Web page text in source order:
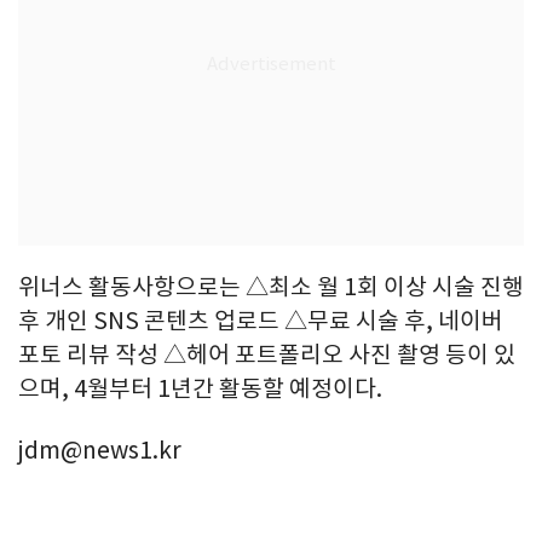
위너스 활동사항으로는 △최소 월 1회 이상 시술 진행
후 개인 SNS 콘텐츠 업로드 △무료 시술 후, 네이버
포토 리뷰 작성 △헤어 포트폴리오 사진 촬영 등이 있
으며, 4월부터 1년간 활동할 예정이다.
jdm@news1.kr